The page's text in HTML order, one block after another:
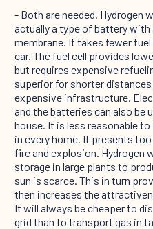
- Both are needed. Hydrogen
actually a type of battery with
membrane. It takes fewer
car. The fuel cell provides
but requires expensive
superior for shorter distances
expensive infrastructure.
and the batteries can also be
house. It is less reasonable
in every home. It presents
fire and explosion. Hydrogen
storage in large plants to
sun is scarce. This in turn
then increases the
It will always be cheaper to
grid than to transport gas in